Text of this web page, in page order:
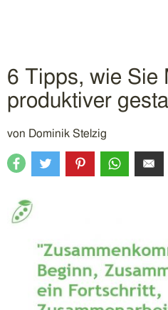
6 Tipps, wie Sie
produktiver
von Dominik Stelzig